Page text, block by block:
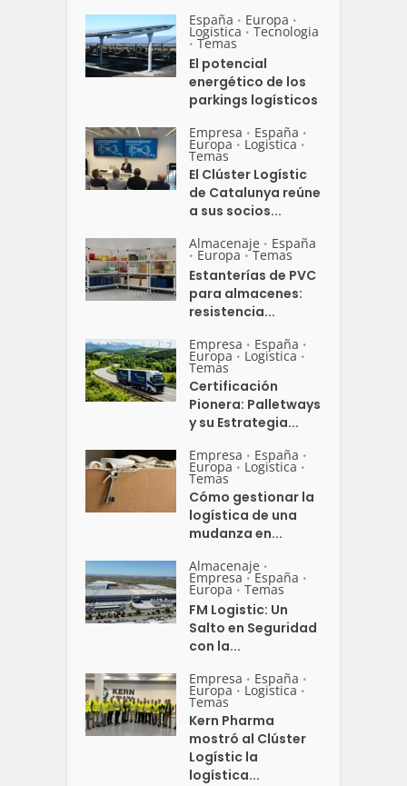
España • Europa •
Logistica • Tecnologia
• Temas
El potencial
energético de los
parkings logísticos
Empresa • España •
Europa • Logistica •
Temas
El Clúster Logístic
de Catalunya reúne
a sus socios...
Almacenaje • España
• Europa • Temas
Estanterías de PVC
para almacenes:
resistencia...
Empresa • España •
Europa • Logistica •
Temas
Certificación
Pionera: Palletways
y su Estrategia...
Empresa • España •
Europa • Logistica •
Temas
Cómo gestionar la
logística de una
mudanza en...
Almacenaje •
Empresa • España •
Europa • Temas
FM Logistic: Un
Salto en Seguridad
con la...
Empresa • España •
Europa • Logistica •
Temas
Kern Pharma
mostró al Clúster
Logístic la
logística...